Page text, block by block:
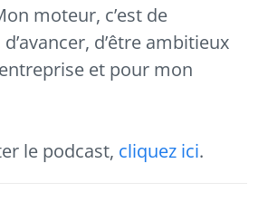
moteur, c’est de
d’être ambitieux
et pour mon
le podcast, cliquez ici.